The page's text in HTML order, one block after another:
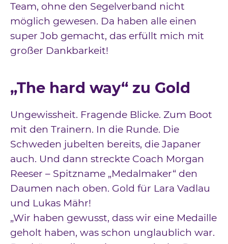
Team, ohne den Segelverband nicht
möglich gewesen. Da haben alle einen
super Job gemacht, das erfüllt mich mit
großer Dankbarkeit!
„The hard way“ zu Gold
Ungewissheit. Fragende Blicke. Zum Boot
mit den Trainern. In die Runde. Die
Schweden jubelten bereits, die Japaner
auch. Und dann streckte Coach Morgan
Reeser – Spitzname „Medalmaker“ den
Daumen nach oben. Gold für Lara Vadlau
und Lukas Mähr!
„Wir haben gewusst, dass wir eine Medaille
geholt haben, was schon unglaublich war.